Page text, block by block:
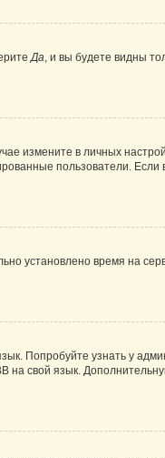
Да, и вы будете видны
измените в личных
пользователи.
установлено время на
Попробуйте узнать у
на свой язык.